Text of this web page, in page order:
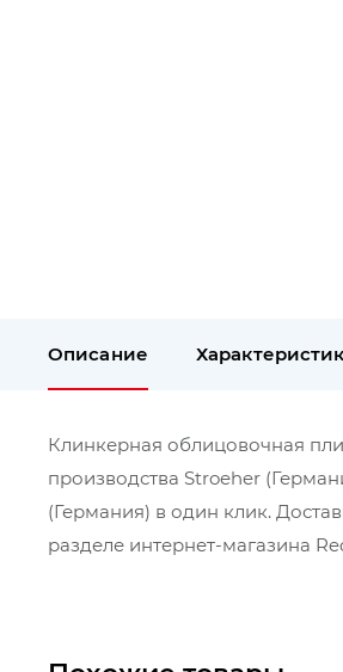
Описание
Клинкерная облицовочная
производства Stroeher
(Германия) в один клик.
разделе интернет-магазина